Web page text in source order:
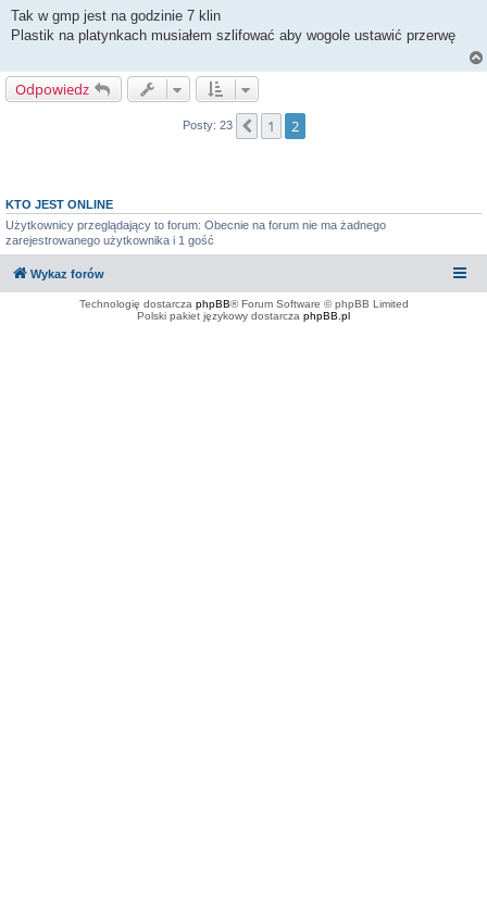
s
Tak w gmp jest na godzinie 7 klin
Plastik na platynkach musiałem szlifować aby wogole ustawić przerwę
Odpowiedz
Posty: 23 Poprzednia
1 2
KTO JEST ONLINE
Użytkownicy przeglądający to forum: Obecnie na forum nie ma żadnego
zarejestrowanego użytkownika i 1 gość
Wykaz forów
Technologię dostarcza phpBB® Forum Software © phpBB Limited
Polski pakiet językowy dostarcza phpBB.pl